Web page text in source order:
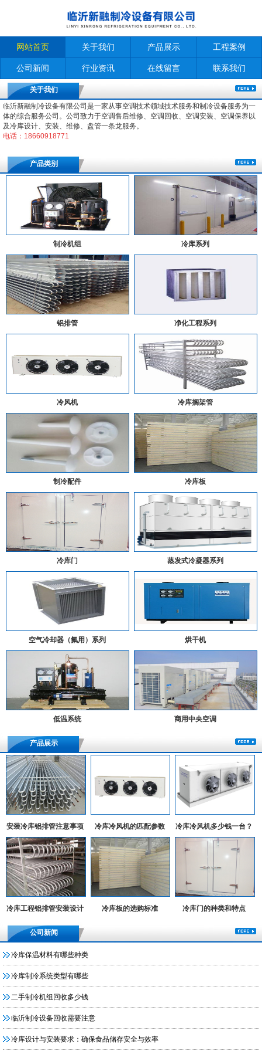
网站首页 关于我们 产品展示 工程案例
公司新闻 行业资讯 在线留言 联系我们
关于我们
临沂新融制冷设备有限公司是一家从事空调技术领域技术服务和制冷设备服务为一
体的综合服务公司。公司致力于空调售后维修、空调回收、空调安装、空调保养以
及冷库设计、安装、维修、盘管一条龙服务。
电话：18660918771
产品类别
制冷机组 冷库系列
铝排管 净化工程系列
冷风机 冷库搁架管
制冷配件 冷库板
冷库门 蒸发式冷凝器系列
空气冷却器（氟用）系列 烘干机
低温系统 商用中央空调
产品展示
安装冷库铝排管注意事项 冷库冷风机的匹配参数 冷库冷风机多少钱一台？
冷库工程铝排管安装设计
冷库板的选购标准 冷库门的种类和特点
公司新闻
冷库保温材料有哪些种类
冷库制冷系统类型有哪些
二手制冷机组回收多少钱
临沂制冷设备回收需要注意
冷库设计与安装要求：确保食品储存安全与效率